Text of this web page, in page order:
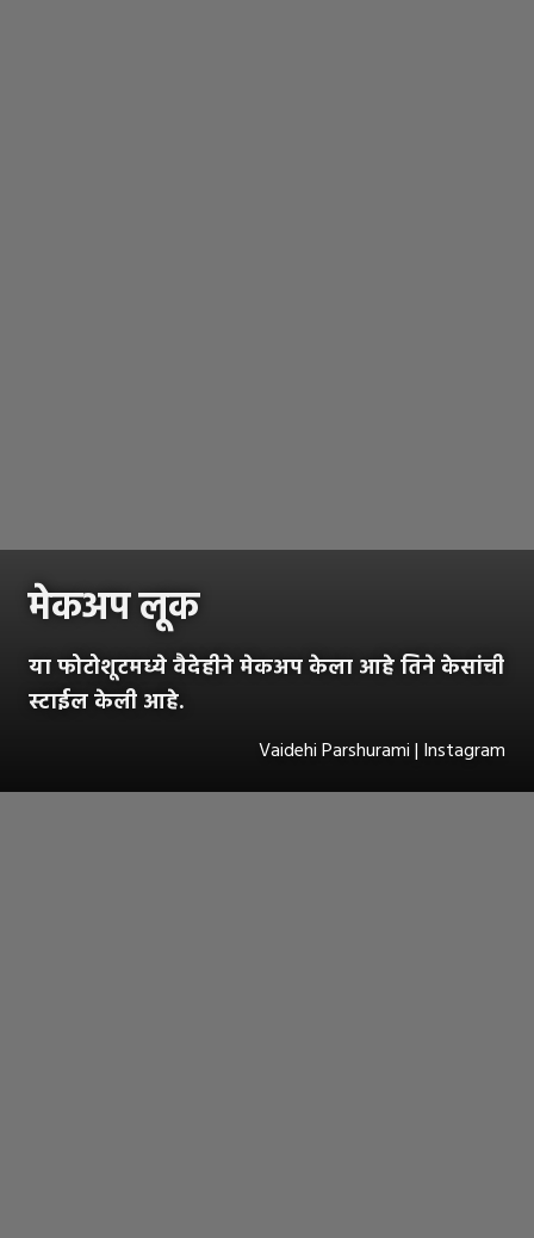
मेकअप लूक
या फोटोशूटमध्ये वैदेहीने मेकअप केला आहे तिने केसांची
स्टाईल केली आहे.
Vaidehi Parshurami | Instagram